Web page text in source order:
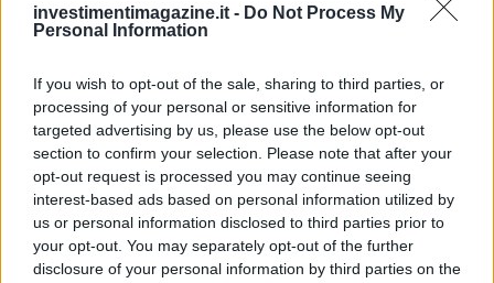
investimentimagazine.it - Do Not Process My
Personal Information
If you wish to opt-out of the sale, sharing to third parties, or
processing of your personal or sensitive information for
targeted advertising by us, please use the below opt-out
section to confirm your selection. Please note that after your
opt-out request is processed you may continue seeing
interest-based ads based on personal information utilized by
us or personal information disclosed to third parties prior to
your opt-out. You may separately opt-out of the further
disclosure of your personal information by third parties on the
AUTORE
Edoardo Vitali
ristrutturazione del mercato ittico di Palermo,
sostenendo la linea editoriale sulla trasparenza
fiscale. Capo redattore economia, porta in
redazione un tratto pragmatico e un dettaglio
personale: conserva ancora taccuini degli
incontri in Sala delle Lapidi.